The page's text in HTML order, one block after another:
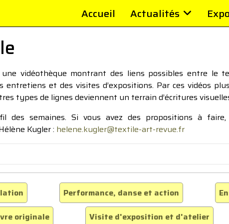
Accueil Actualités
une vidéothèque montrant des liens possibles entre le
entretiens et des visites d’expositions. Par ces vidéos
types de lignes deviennent un terrain d’écritures
des semaines. Si vous avez des propositions à faire,
Kugler : helene.kugler@textile-art-revue.fr
Performance, danse et action
originale
Visite d'exposition et d'atelier